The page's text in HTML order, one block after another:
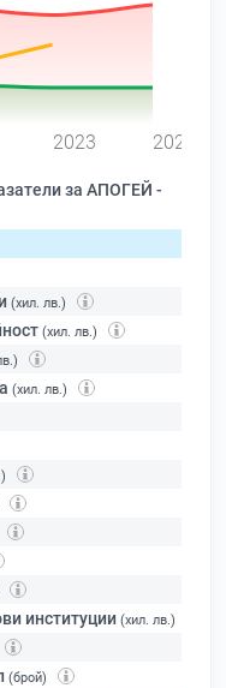
2023 2024
за АПОГЕЙ -
(хил. лв.)
(хил. лв.)
(хил. лв.)
институции (хил. лв.)
(брой)